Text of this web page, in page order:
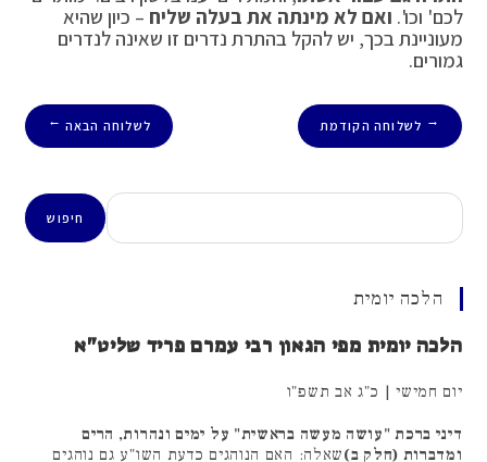
לכם' וכו'. ואם לא מינתה את בעלה שליח – כיון שהיא
מעוניינת בכך, יש להקל בהתרת נדרים זו שאינה לנדרים
גמורים.
← לשלוחה הקודמת לשלוחה הבאה →
חיפוש
חיפוש
הלכה יומית
הלכה יומית מפי הגאון רבי עמרם פריד שליט"א
יום חמישי | כ"ג אב תשפ"ו
דיני ברכת "עושה מעשה בראשית" על ימים ונהרות, הרים
ומדברות (חלק ב)שאלה: האם הנוהגים כדעת השו"ע גם נוהגים